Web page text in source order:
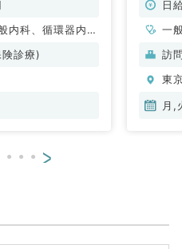
内科、循環器内
、消化器内科、内
、外科系全般、一
科
診療)
相談日
一
訪
東
月,
>